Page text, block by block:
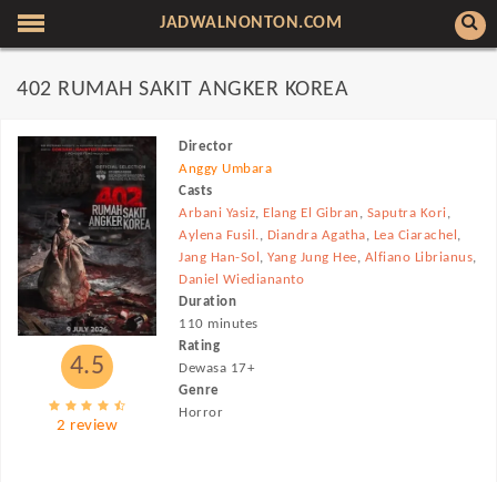
JADWALNONTON.COM
402 RUMAH SAKIT ANGKER KOREA
4.5
2 review
Director
Anggy Umbara
Casts
Arbani Yasiz, Elang El Gibran , Saputra Kori,
Aylena Fusil., Diandra Agatha, Lea Ciarachel ,
Jang Han-Sol ,Yang Jung Hee, Alfiano Librianus,
Daniel Wiediananto
Duration
110 minutes
Rating
Dewasa 17+
Genre
Horror